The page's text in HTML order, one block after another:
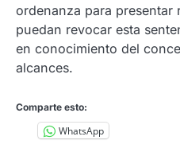
ordenanza para presentar
puedan revocar esta
en conocimiento del
alcances.
Comparte esto:
WhatsApp